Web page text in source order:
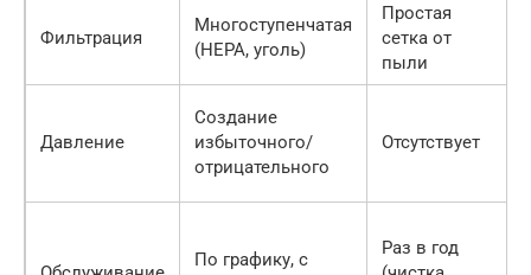
Фильтрация
Многоступенчатая
(HEPA, уголь)
Простая
сетка от
пыли
Давление
Создание
избыточного/
отрицательного
Отсутствует
По графику, с
Раз в год